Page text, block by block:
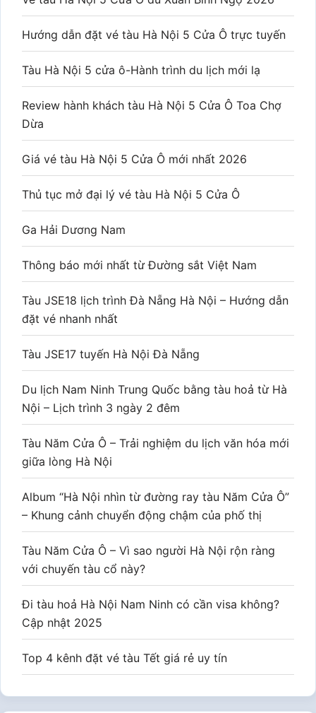
Hướng dẫn đặt vé tàu Hà Nội 5 Cửa Ô trực tuyến
Tàu Hà Nội 5 cửa ô-Hành trình du lịch mới lạ
Review hành khách tàu Hà Nội 5 Cửa Ô Toa Chợ
Dừa
Giá vé tàu Hà Nội 5 Cửa Ô mới nhất 2026
Thủ tục mở đại lý vé tàu Hà Nội 5 Cửa Ô
Ga Hải Dương Nam
Thông báo mới nhất từ Đường sắt Việt Nam
Tàu JSE18 lịch trình Đà Nẵng Hà Nội – Hướng dẫn
đặt vé nhanh nhất
Tàu JSE17 tuyến Hà Nội Đà Nẵng
Du lịch Nam Ninh Trung Quốc bằng tàu hoả từ Hà
Nội – Lịch trình 3 ngày 2 đêm
Tàu Năm Cửa Ô – Trải nghiệm du lịch văn hóa mới
giữa lòng Hà Nội
Album “Hà Nội nhìn từ đường ray tàu Năm Cửa Ô”
– Khung cảnh chuyển động chậm của phố thị
Tàu Năm Cửa Ô – Vì sao người Hà Nội rộn ràng
với chuyến tàu cổ này?
Đi tàu hoả Hà Nội Nam Ninh có cần visa không?
Cập nhật 2025
Top 4 kênh đặt vé tàu Tết giá rẻ uy tín